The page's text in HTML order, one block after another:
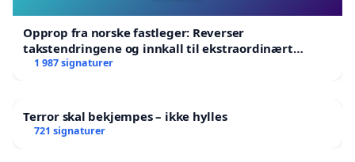
Opprop fra norske fastleger: Reverser
takstendringene og innkall til ekstraordinært
landsråd
1 987 signaturer
Terror skal bekjempes – ikke hylles
721 signaturer